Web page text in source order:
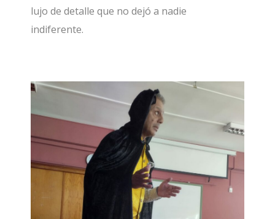
lujo de detalle que no dejó a nadie
indiferente.